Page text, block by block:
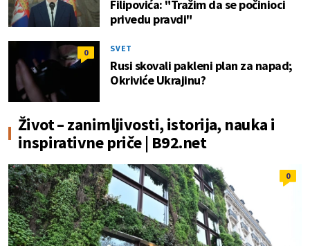
Filipovića: "Tražim da se počinioci
privedu pravdi"
0 SVET
Rusi skovali pakleni plan za napad;
Okriviće Ukrajinu?
Život – zanimljivosti, istorija, nauka i
inspirativne priče | B92.net
0